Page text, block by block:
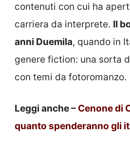
contenuti con cui ha
carriera da interprete. Il
anni Duemila, quando in
genere fiction: una sorta
con temi da fotoromanzo.
Leggi anche – Cenone di
quanto spenderanno gli